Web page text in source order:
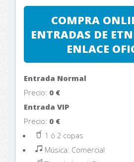
COMPRA
ENTRADAS DE
ENLACE
Entrada Normal
Precio: 0 €
Entrada VIP
Precio: 0 €
1 ó 2 copas
Música: Comercial